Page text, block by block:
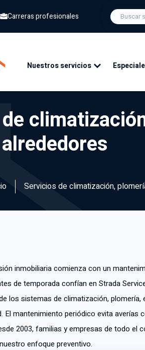
Carreras profesionales
Nuestros servicios
Servicios de climatización,
inmobiliaria comienza con un
de temporada confían en Strada
los sistemas de climatización, plomería,
El mantenimiento periódico evita averías
2003, familias y empresas de todo el
enfoque preventivo.